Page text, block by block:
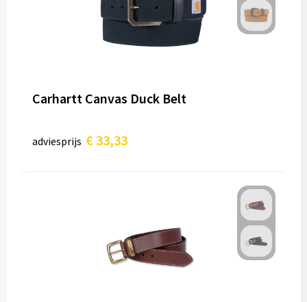
Carhartt Canvas Duck Belt
adviesprijs € 33,33